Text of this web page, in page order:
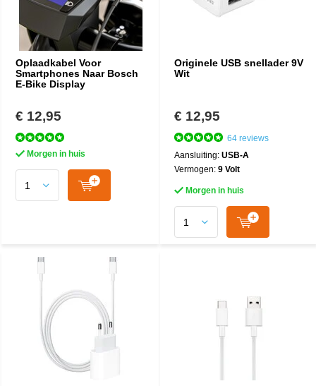
Oplaadkabel Voor
Smartphones Naar Bosch
E-Bike Display
€ 12,95
Morgen in huis
Originele USB snellader 9V
Wit
€ 12,95
64 reviews
Aansluiting: USB-A
Vermogen: 9 Volt
Morgen in huis